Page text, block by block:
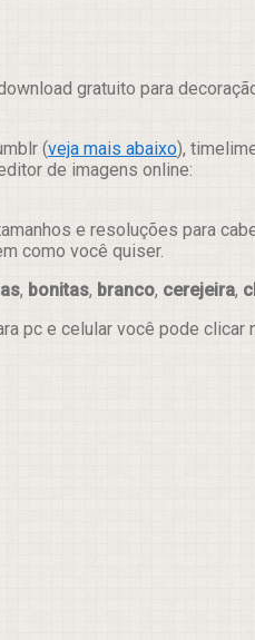
gratuito para
(veja mais abaixo),
de imagens online:
e resoluções para
como você quiser.
, bonitas, branco, cerejeira,
pc e celular você pode